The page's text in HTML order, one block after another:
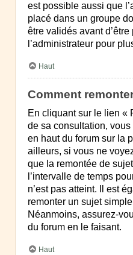
est possible aussi que
placé dans un groupe
être validés avant
l’administrateur pour
Haut
Comment
En cliquant sur le lien «
de sa consultation, vous
en haut du forum sur la
ailleurs, si vous ne
que la remontée de
l’intervalle de temps
n’est pas atteint. Il est
remonter un sujet
Néanmoins, assurez-
du forum en le faisant.
Haut